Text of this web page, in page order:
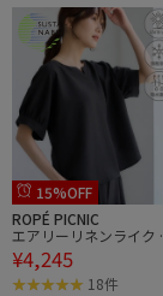
15%OFF
ROPÉ PICNIC
エアリーリネンライク
ーネックブラウス/接触
冷感・UVカット・速乾
¥4,245
18件